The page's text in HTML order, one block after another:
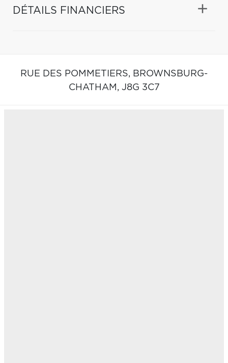
DÉTAILS FINANCIERS
RUE DES POMMETIERS, BROWNSBURG-
CHATHAM, J8G 3C7